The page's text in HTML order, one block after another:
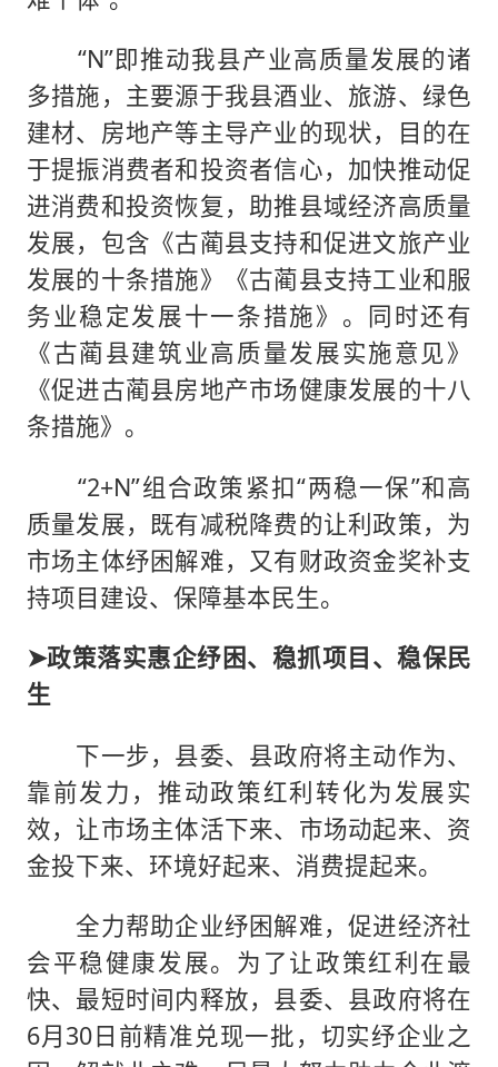
“N”即推动我县产业高质量发展的诸
多措施，主要源于我县酒业、旅游、绿色
建材、房地产等主导产业的现状，目的在
于提振消费者和投资者信心，加快推动促
进消费和投资恢复，助推县域经济高质量
发展，包含《古蔺县支持和促进文旅产业
发展的十条措施》《古蔺县支持工业和服
务业稳定发展十一条措施》。同时还有
《古蔺县建筑业高质量发展实施意见》
《促进古蔺县房地产市场健康发展的十八
条措施》。
“2+N”组合政策紧扣“两稳一保”和高
质量发展，既有减税降费的让利政策，为
市场主体纾困解难，又有财政资金奖补支
持项目建设、保障基本民生。
➤政策落实惠企纾困、稳抓项目、稳保民
生
下一步，县委、县政府将主动作为、
靠前发力，推动政策红利转化为发展实
效，让市场主体活下来、市场动起来、资
金投下来、环境好起来、消费提起来。
全力帮助企业纾困解难，促进经济社
会平稳健康发展。为了让政策红利在最
快、最短时间内释放，县委、县政府将在
6月30日前精准兑现一批，切实纾企业之